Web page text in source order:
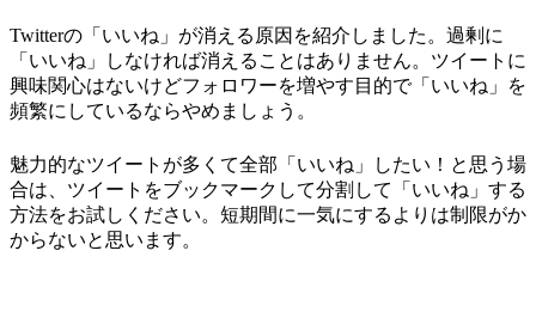
Twitterの「いいね」が消える原因を紹介しました。過剰に
「いいね」しなければ消えることはありません。ツイートに
興味関心はないけどフォロワーを増やす目的で「いいね」を
頻繁にしているならやめましょう。
魅力的なツイートが多くて全部「いいね」したい！と思う場
合は、ツイートをブックマークして分割して「いいね」する
方法をお試しください。短期間に一気にするよりは制限がか
からないと思います。